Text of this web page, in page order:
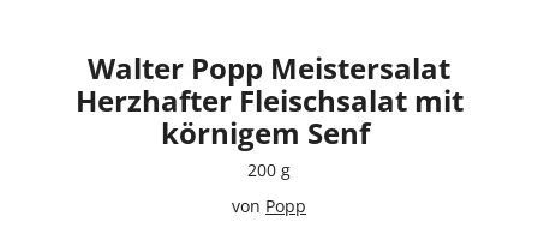
Walter Popp Meistersalat
Herzhafter Fleischsalat mit
körnigem Senf
200 g
von Popp